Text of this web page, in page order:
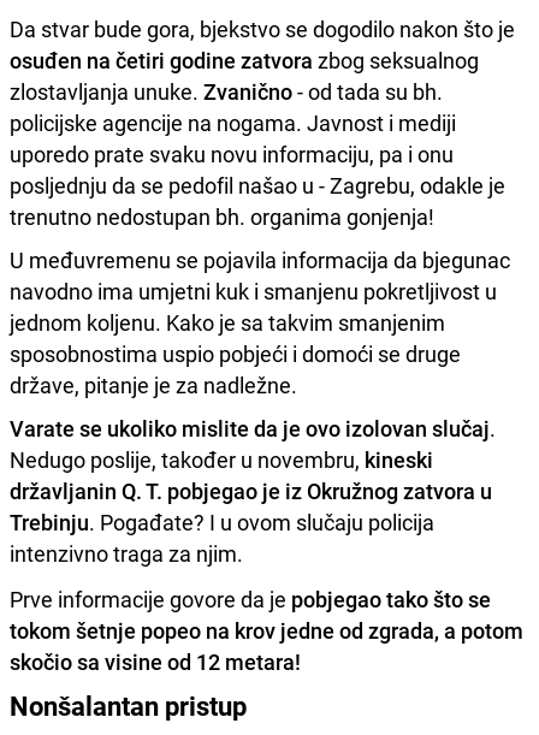
Da stvar bude gora, bjekstvo se dogodilo nakon što je
osuđen na četiri godine zatvora zbog seksualnog
zlostavljanja unuke. Zvanično- od tada su bh.
policijske agencije na nogama. Javnost i mediji
uporedo prate svaku novu informaciju, pa i onu
posljednju da se pedofil našao u - Zagrebu, odakle je
trenutno nedostupan bh. organima gonjenja!
U međuvremenu se pojavila informacija da bjegunac
navodno ima umjetni kuk i smanjenu pokretljivost u
jednom koljenu. Kako je sa takvim smanjenim
sposobnostima uspio pobjeći i domoći se druge
države, pitanje je za nadležne.
Varate se ukoliko mislite da je ovo izolovan slučaj.
Nedugo poslije, također u novembru, kineski
državljanin Q. T. pobjegao je iz Okružnog zatvora u
Trebinju. Pogađate? I u ovom slučaju policija
intenzivno traga za njim.
Prve informacije govore da je pobjegao tako što se
tokom šetnje popeo na krov jedne od zgrada, a potom
skočio sa visine od 12 metara!
Nonšalantan pristup